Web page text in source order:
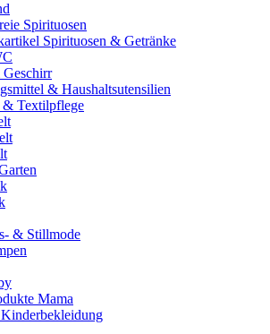
Spirituosen
Spirituosen & Getränke
& Haushaltsutensilien
& Textilpflege
& Stillmode
Mama